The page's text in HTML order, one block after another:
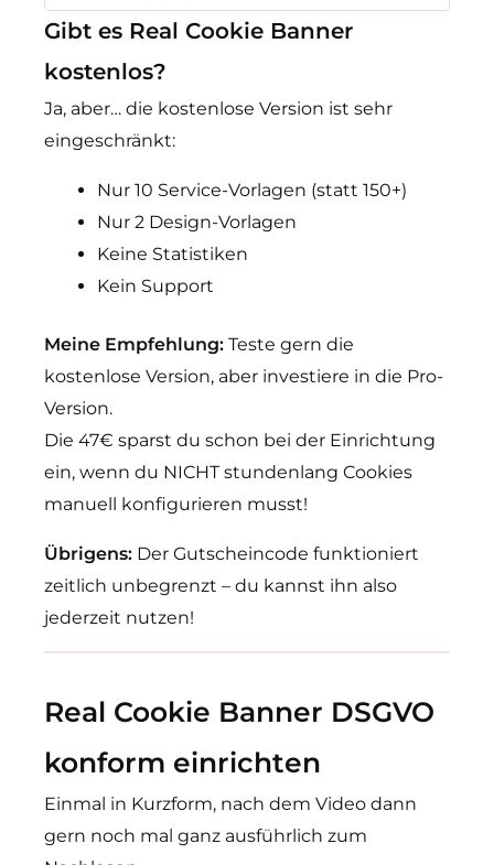
Gibt es Real Cookie Banner
kostenlos?
Ja, aber… die kostenlose Version ist sehr
eingeschränkt:
Nur 10 Service-Vorlagen (statt 150+)
Nur 2 Design-Vorlagen
Keine Statistiken
Kein Support
Meine Empfehlung: Teste gern die
kostenlose Version, aber investiere in die Pro-
Version.
Die 47€ sparst du schon bei der Einrichtung
ein, wenn du NICHT stundenlang Cookies
manuell konfigurieren musst!
Übrigens: Der Gutscheincode funktioniert
zeitlich unbegrenzt – du kannst ihn also
jederzeit nutzen!
Real Cookie Banner DSGVO
konform einrichten
Einmal in Kurzform, nach dem Video dann
gern noch mal ganz ausführlich zum